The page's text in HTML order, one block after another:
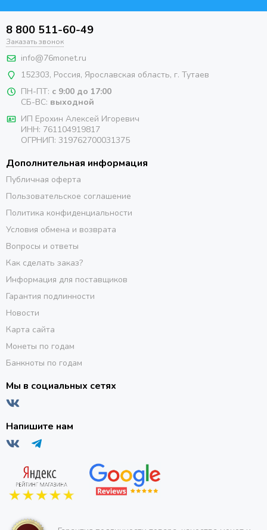
8 800 511-60-49
Заказать звонок
info@76monet.ru
152303, Россия, Ярославская область, г. Тутаев
ПН-ПТ: с 9:00 до 17:00
СБ-ВС: выходной
ИП Ерохин Алексей Игоревич
ИНН: 761104919817
ОГРНИП: 319762700031375
Дополнительная информация
Публичная оферта
Пользовательское соглашение
Политика конфиденциальности
Условия обмена и возврата
Вопросы и ответы
Как сделать заказ?
Информация для поставщиков
Гарантия подлинности
Новости
Карта сайта
Монеты по годам
Банкноты по годам
Мы в социальных сетях
Напишите нам